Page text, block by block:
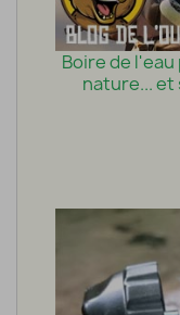
Boire de
nature... et